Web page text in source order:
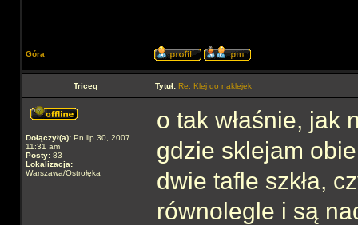
Góra
Triceq Tytuł: Re: Klej do naklejek
Dołączył(a): Pn lip 30, 2007
11:31 am
Posty: 83
Lokalizacja:
Warszawa/Ostrołęka
o tak właśnie, jak
gdzie sklejam
dwie tafle szkła,
równolegle i są